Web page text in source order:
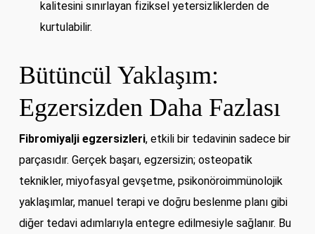
kalitesini sınırlayan fiziksel yetersizliklerden de
kurtulabilir.
Bütüncül Yaklaşım:
Egzersizden Daha Fazlası
Fibromiyalji egzersizleri, etkili bir tedavinin sadece bir
parçasıdır. Gerçek başarı, egzersizin; osteopatik
teknikler, miyofasyal gevşetme, psikonöroimmünolojik
yaklaşımlar, manuel terapi ve doğru beslenme planı gibi
diğer tedavi adımlarıyla entegre edilmesiyle sağlanır. Bu